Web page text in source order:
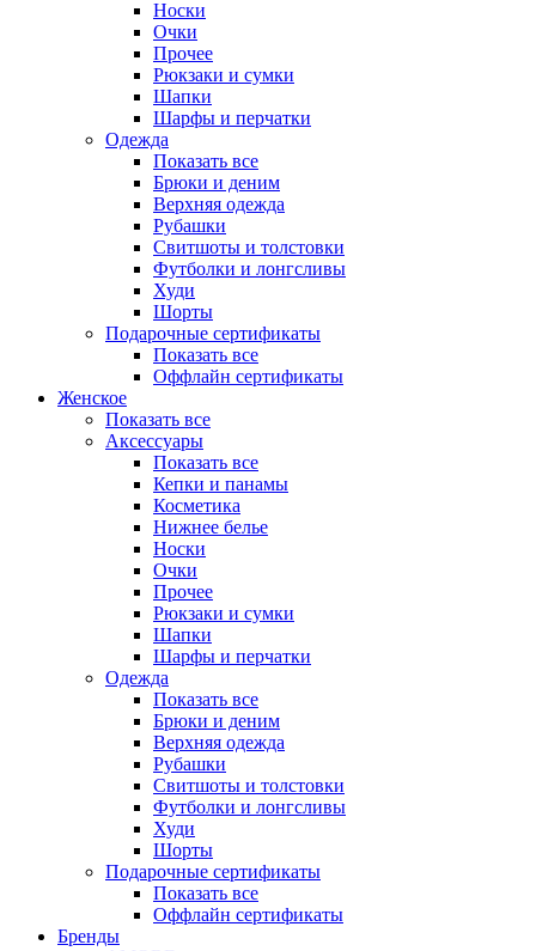
Носки
Очки
Прочее
Рюкзаки и сумки
Шапки
Шарфы и перчатки
Одежда
Показать все
Брюки и деним
Верхняя одежда
Рубашки
Свитшоты и толстовки
Футболки и лонгсливы
Худи
Шорты
Подарочные сертификаты
Показать все
Оффлайн сертификаты
Женское
Показать все
Аксессуары
Показать все
Кепки и панамы
Косметика
Нижнее белье
Носки
Очки
Прочее
Рюкзаки и сумки
Шапки
Шарфы и перчатки
Одежда
Показать все
Брюки и деним
Верхняя одежда
Рубашки
Свитшоты и толстовки
Футболки и лонгсливы
Худи
Шорты
Подарочные сертификаты
Показать все
Оффлайн сертификаты
Бренды